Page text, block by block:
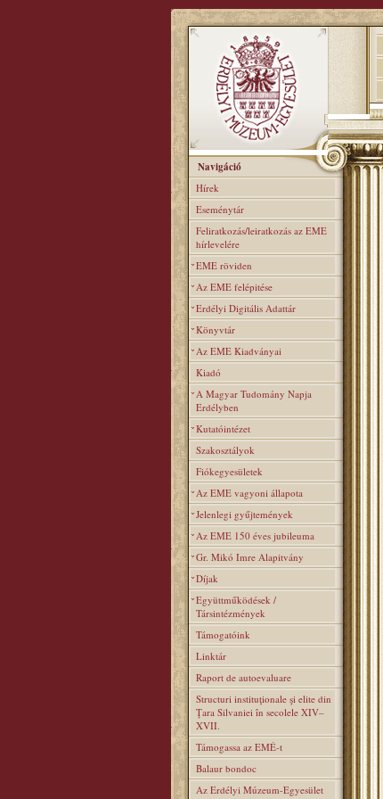
Navigáció
Hírek
Eseménytár
Feliratkozás/leiratkozás az EME
hírlevelére
EME röviden
Az EME felépitése
Erdélyi Digitális Adattár
Könyvtár
Az EME Kiadványai
Kiadó
A Magyar Tudomány Napja
Erdélyben
Kutatóintézet
Szakosztályok
Fiókegyesületek
Az EME vagyoni állapota
Jelenlegi gyűjtemények
Az EME 150 éves jubileuma
Gr. Mikó Imre Alapitvány
Díjak
Együttműködések /
Társintézmények
Támogatóink
Linktár
Raport de autoevaluare
Structuri instituţionale şi elite din
Ţara Silvaniei în secolele XIV–
XVII.
Támogassa az EMÉ-t
Balaur bondoc
Az Erdélyi Múzeum-Egyesület